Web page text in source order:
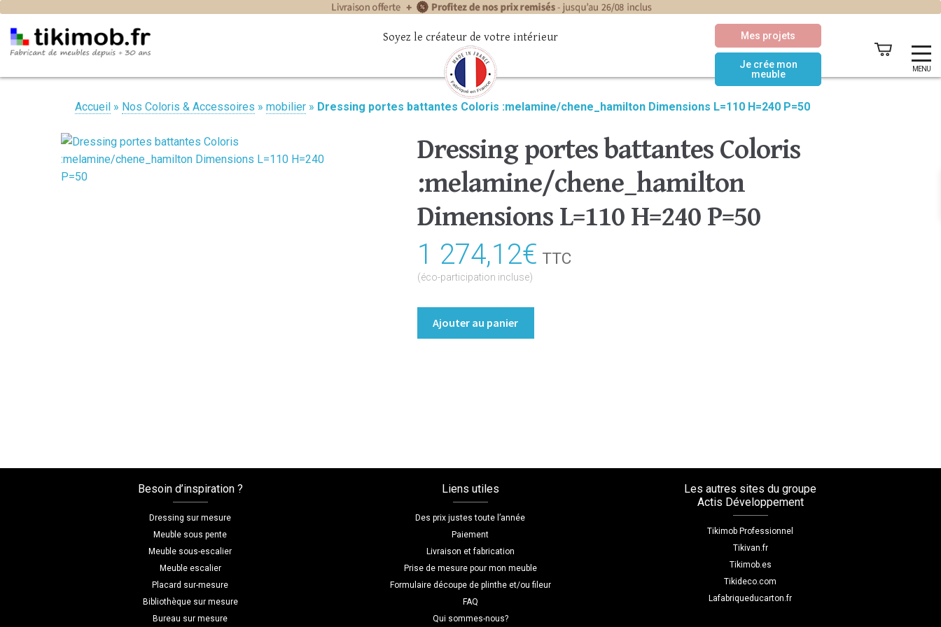
MENU
Mes projets
Je crée mon
meuble
Soyez le créateur de votre intérieur
Accueil » Nos Coloris & Accessoires » mobilier » Dressing portes battantes Coloris :melamine/chene_hamilton Dimensions L=110 H=240 P=50
Dressing portes battantes Coloris
:melamine/chene_hamilton
Dimensions L=110 H=240 P=50
1 274,12€ TTC
(éco-participation incluse)
H=240
P=50
Ajouter au panier
Besoin d’inspiration ?
Dressing sur mesure
Meuble sous pente
Meuble sous-escalier
Meuble escalier
Placard sur-mesure
Bibliothèque sur mesure
Bureau sur mesure
Liens utiles
Des prix justes toute l’année
Paiement
Livraison et fabrication
Prise de mesure pour mon meuble
Formulaire découpe de plinthe et/ou fileur
FAQ
Qui sommes-nous?
Les autres sites du groupe
Actis Développement
Tikimob Professionnel
Tikivan.fr
Tikimob.es
Tikideco.com
Lafabriqueducarton.fr